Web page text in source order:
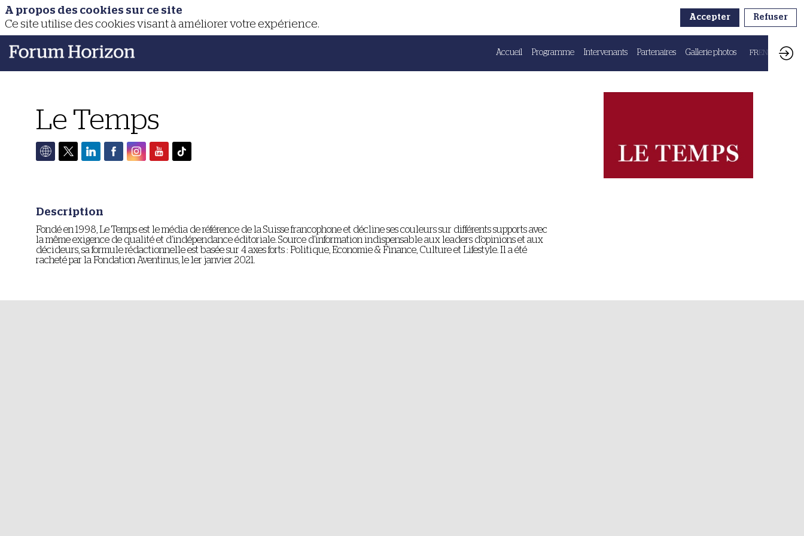
Accueil Programme Intervenants Partenaires Gallerie photos FR EN
Le Temps
Description
Fondé en 1998, Le Temps est le média de référence de la Suisse francophone et décline ses couleurs sur différents supports avec
la même exigence de qualité et d’indépendance éditoriale. Source d’information indispensable aux leaders d’opinions et aux
décideurs, sa formule rédactionnelle est basée sur 4 axes forts : Politique, Economie & Finance, Culture et Lifestyle. Il a été
racheté par la Fondation Aventinus, le 1er janvier 2021.
A propos des cookies sur ce site
Ce site utilise des cookies visant à améliorer votre expérience.
Accepter Refuser